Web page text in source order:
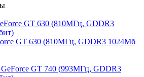
GT 630 (810МГц, GDDR3 1024Мб